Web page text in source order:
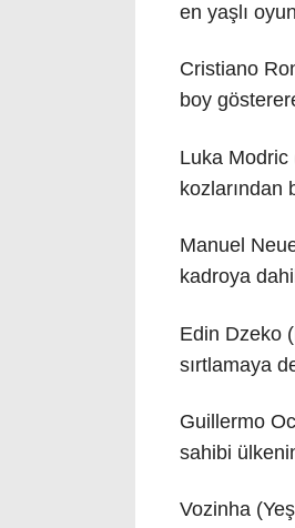
en yaşlı
Cristiano
boy
Luka Modric
kozlarından
Manuel
kadroya
Edin Dzeko
sırtlamaya
Guillermo
sahibi
Vozinha